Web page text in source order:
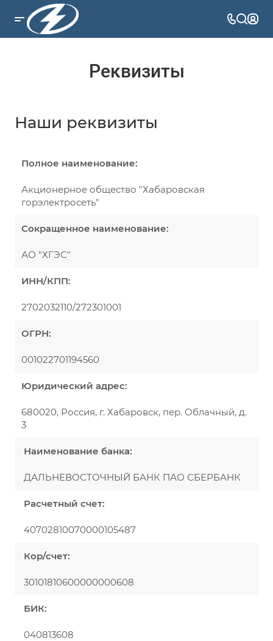
Реквизиты
Наши реквизиты
Полное наименование:
Акционерное общество "Хабаровская
горэлектросеть"
Сокращенное наименование:
АО "ХГЭС"
ИНН/КПП:
2702032110/272301001
ОГРН:
001022701194560
Юридический адрес:
680020, Россия, г. Хабаровск, пер. Облачный, д.
3
Наименование банка:
ДАЛЬНЕВОСТОЧНЫЙ БАНК ПАО СБЕРБАНК
Расчетный счет:
40702810070000105487
Кор/счет:
30101810600000000608
БИК:
040813608